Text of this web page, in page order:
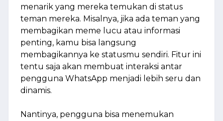
menarik yang mereka temukan di status
teman mereka. Misalnya, jika ada teman yang
membagikan meme lucu atau informasi
penting, kamu bisa langsung
membagikannya ke statusmu sendiri. Fitur ini
tentu saja akan membuat interaksi antar
pengguna WhatsApp menjadi lebih seru dan
dinamis.
Nantinya, pengguna bisa menemukan